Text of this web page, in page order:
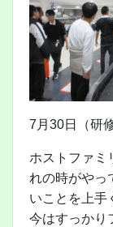
7月30日（研
ホストファミ
れの時がやっ
いことを上手
今はすっかり